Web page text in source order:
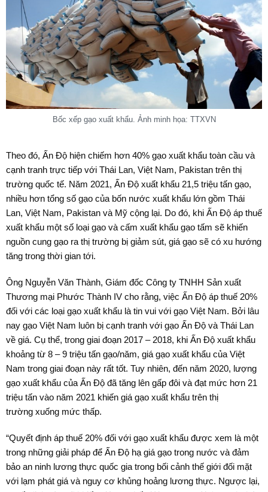
Bốc xếp gạo xuất khẩu. Ảnh minh họa: TTXVN
Theo đó, Ấn Độ hiện chiếm hơn 40% gạo xuất khẩu toàn cầu và
cạnh tranh trực tiếp với Thái Lan, Việt Nam, Pakistan trên thị
trường quốc tế. Năm 2021, Ấn Độ xuất khẩu 21,5 triệu tấn gạo,
nhiều hơn tổng số gạo của bốn nước xuất khẩu lớn gồm Thái
Lan, Việt Nam, Pakistan và Mỹ cộng lại. Do đó, khi Ấn Độ áp thuế
xuất khẩu một số loại gạo và cấm xuất khẩu gạo tấm sẽ khiến
nguồn cung gạo ra thị trường bị giảm sút, giá gạo sẽ có xu hướng
tăng trong thời gian tới.
Ông Nguyễn Văn Thành, Giám đốc Công ty TNHH Sản xuất
Thương mại Phước Thành IV cho rằng, việc Ấn Độ áp thuế 20%
đối với các loại gạo xuất khẩu là tin vui với gạo Việt Nam. Bởi lâu
nay gạo Việt Nam luôn bị cạnh tranh với gạo Ấn Độ và Thái Lan
về giá. Cụ thể, trong giai đoạn 2017 – 2018, khi Ấn Độ xuất khẩu
khoảng từ 8 – 9 triệu tấn gạo/năm, giá gạo xuất khẩu của Việt
Nam trong giai đoạn này rất tốt. Tuy nhiên, đến năm 2020, lượng
gạo xuất khẩu của Ấn Độ đã tăng lên gấp đôi và đạt mức hơn 21
triệu tấn vào năm 2021 khiến giá gạo xuất khẩu trên thị
trường xuống mức thấp.
“Quyết định áp thuế 20% đối với gạo xuất khẩu được xem là một
trong những giải pháp để Ấn Độ hạ giá gạo trong nước và đảm
bảo an ninh lương thực quốc gia trong bối cảnh thế giới đối mặt
với lạm phát giá và nguy cơ khủng hoảng lương thực. Ngược lại,